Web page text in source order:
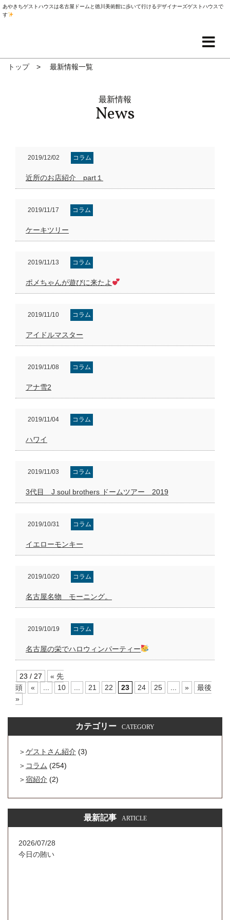
あやきちゲストハウスは名古屋ドームと徳川美術館に歩いて行けるデザイナーズゲストハウスで
す
トップ 最新情報一覧
最新情報
News
2019/12/02 コラム
近所のお店紹介 part１
2019/11/17 コラム
ケーキツリー
2019/11/13 コラム
ポメちゃんが遊びに来たよ
2019/11/10 コラム
アイドルマスター
2019/11/08 コラム
アナ雪2
2019/11/04 コラム
ハワイ
2019/11/03 コラム
3代目 J soul brothers ドームツアー 2019
2019/10/31 コラム
イエローモンキー
2019/10/20 コラム
名古屋名物 モーニング。
2019/10/19 コラム
名古屋の栄でハロウィンパーティー
23 / 27
« 先
頭
« 10 21 22 23 24 25 »
最後
»
カテゴリー CATEGORY
ゲストさん紹介 (3)
コラム (254)
宿紹介 (2)
最新記事 ARTICLE
2026/07/28
今日の賄い